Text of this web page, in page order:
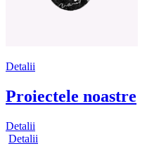
Detalii
Proiectele noastre
Detalii
Detalii